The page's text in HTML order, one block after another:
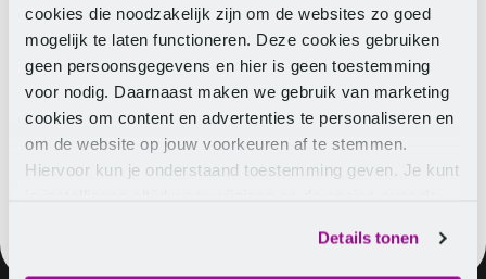
cookies die noodzakelijk zijn om de websites zo goed
mogelijk te laten functioneren. Deze cookies gebruiken
geen persoonsgegevens en hier is geen toestemming
voor nodig. Daarnaast maken we gebruik van marketing
cookies om content en advertenties te personaliseren en
om de website op jouw voorkeuren af te stemmen.
Hiervoor kun je onderstaand toestemming geven. Je kunt
Details tonen
Wat vind jij?
FNV Recreatie wil graag weten welke onderwerpen jij,
als werknemer in de recreatie, voor de komende cao-
onderhandelingen belangrijk vindt. Geef jouw keuzes
door en vul de vragenlijst in.